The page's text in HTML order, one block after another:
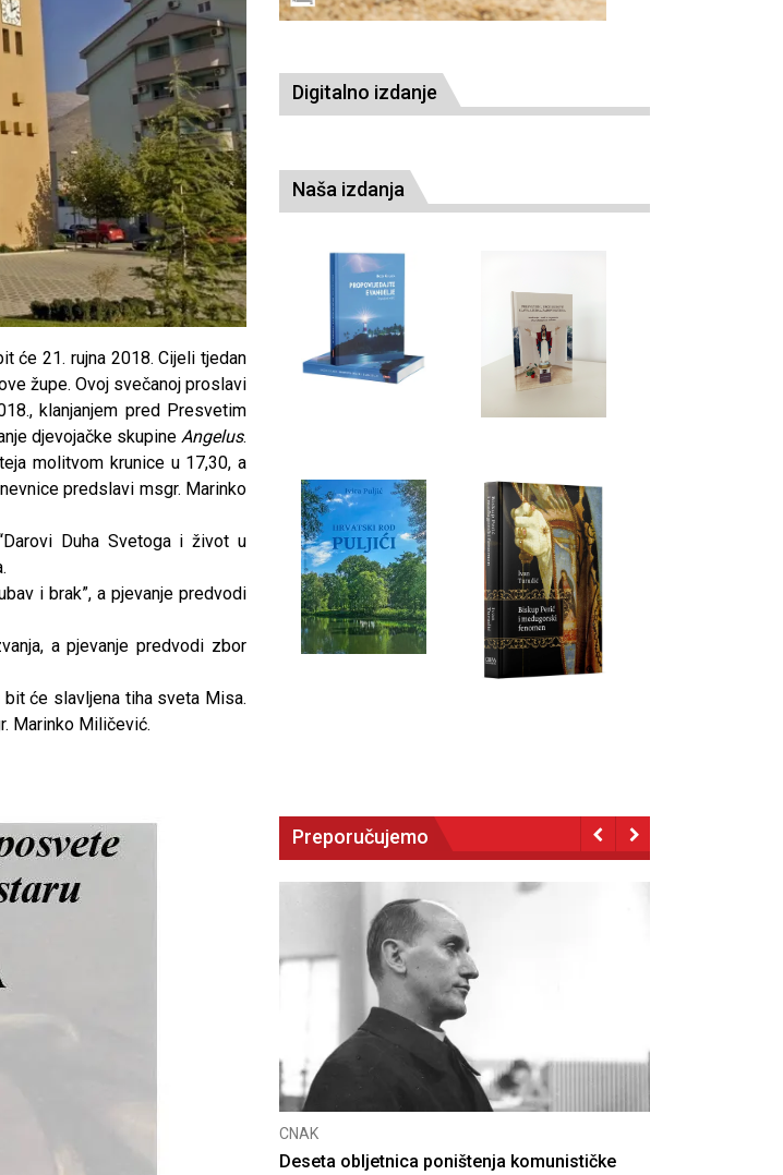
će 21. rujna 2018. Cijeli tjedan
župe. Ovoj svečanoj proslavi
klanjanjem pred Presvetim
djevojačke skupine Angelus.
molitvom krunice u 17,30, a
predslavi msgr. Marinko
Duha Svetoga i život u
i brak”, a pjevanje predvodi
a pjevanje predvodi zbor
bit će slavljena tiha sveta Misa.
Marinko Miličević.
Digitalno izdanje
Naša izdanja
Preporučujemo
Petra Čule
CNAK
Deseta obljetnica poništenja komunističke